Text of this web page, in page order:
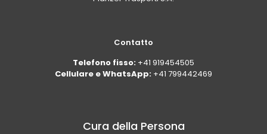
Contatto
Telefono fisso: +41 919454505
Cellulare e WhatsApp: +41 799442469
Cura della Persona